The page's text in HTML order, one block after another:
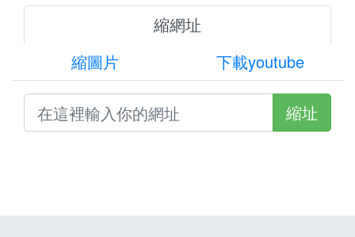
縮網址
縮圖片
下載youtube
縮址